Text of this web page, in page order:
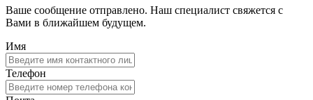
Ваше сообщение отправлено. Наш специалист свяжется с
Вами в ближайшем будущем.
Имя
Телефон